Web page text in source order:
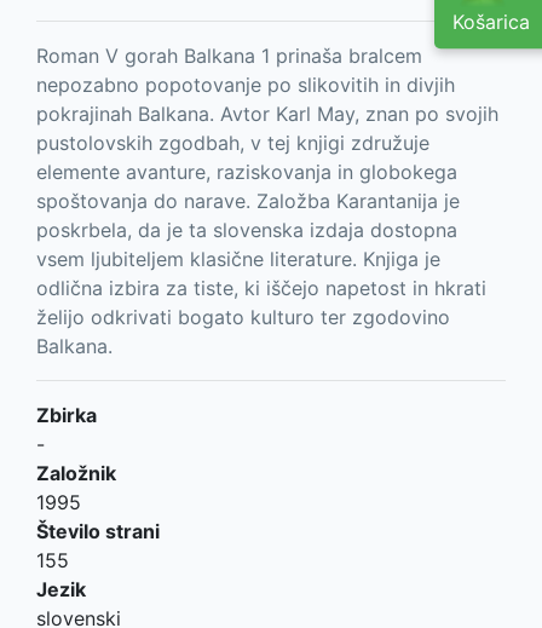
Košarica
Roman V gorah Balkana 1 prinaša bralcem
nepozabno popotovanje po slikovitih in divjih
pokrajinah Balkana. Avtor Karl May, znan po svojih
pustolovskih zgodbah, v tej knjigi združuje
elemente avanture, raziskovanja in globokega
spoštovanja do narave. Založba Karantanija je
poskrbela, da je ta slovenska izdaja dostopna
vsem ljubiteljem klasične literature. Knjiga je
odlična izbira za tiste, ki iščejo napetost in hkrati
želijo odkrivati bogato kulturo ter zgodovino
Balkana.
Zbirka
-
Založnik
1995
Število strani
155
Jezik
slovenski